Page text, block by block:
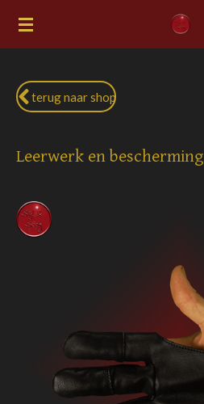
Ga
de
hoofdinhoud
terug naar shop
Leerwerk en bescherming